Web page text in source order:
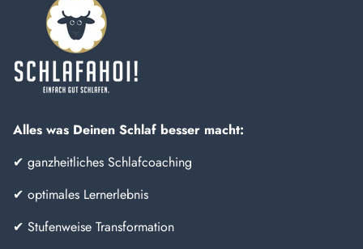
Alles was Deinen Schlaf besser macht:
✔ ganzheitliches Schlafcoaching
✔ optimales Lernerlebnis
✔ Stufenweise Transformation